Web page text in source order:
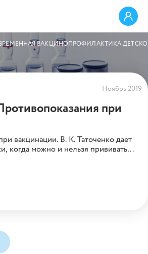
ВАКЦИНОПРОФИЛАКТИКА
Ноябрь 2019
при
вакцинации. В. К. Таточенко дает
когда можно и нельзя прививать
истинные и ложные